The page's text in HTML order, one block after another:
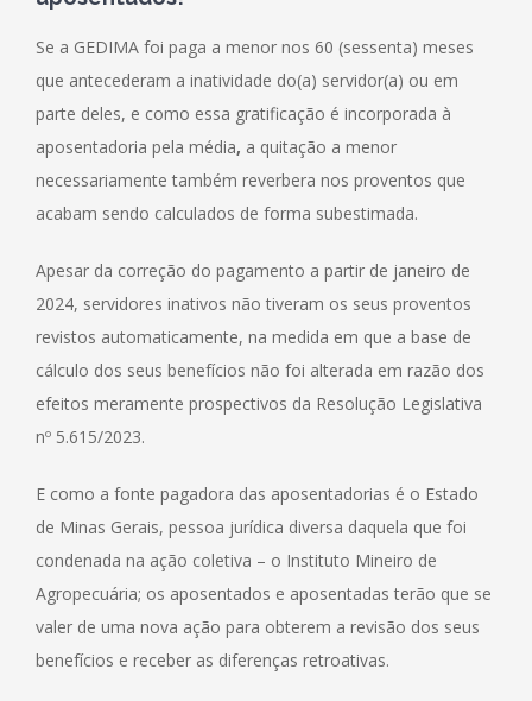
Se a GEDIMA foi paga a menor nos 60 (sessenta) meses
que antecederam a inatividade do(a) servidor(a) ou em
parte deles, e como essa gratificação é incorporada à
aposentadoria pela média, a quitação a menor
necessariamente também reverbera nos proventos que
acabam sendo calculados de forma subestimada.
Apesar da correção do pagamento a partir de janeiro de
2024, servidores inativos não tiveram os seus proventos
revistos automaticamente, na medida em que a base de
cálculo dos seus benefícios não foi alterada em razão dos
efeitos meramente prospectivos da Resolução Legislativa
nº 5.615/2023.
E como a fonte pagadora das aposentadorias é o Estado
de Minas Gerais, pessoa jurídica diversa daquela que foi
condenada na ação coletiva – o Instituto Mineiro de
Agropecuária; os aposentados e aposentadas terão que se
valer de uma nova ação para obterem a revisão dos seus
benefícios e receber as diferenças retroativas.